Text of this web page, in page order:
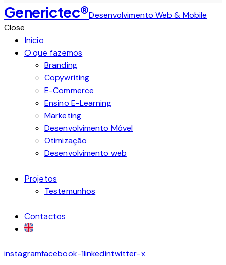
Generictec®Desenvolvimento Web & Mobile
Close
Início
O que fazemos
Branding
Copywriting
E-Commerce
Ensino E-Learning
Marketing
Desenvolvimento Móvel
Otimização
Desenvolvimento web
Projetos
Testemunhos
Contactos
instagramfacebook-1linkedintwitter-x